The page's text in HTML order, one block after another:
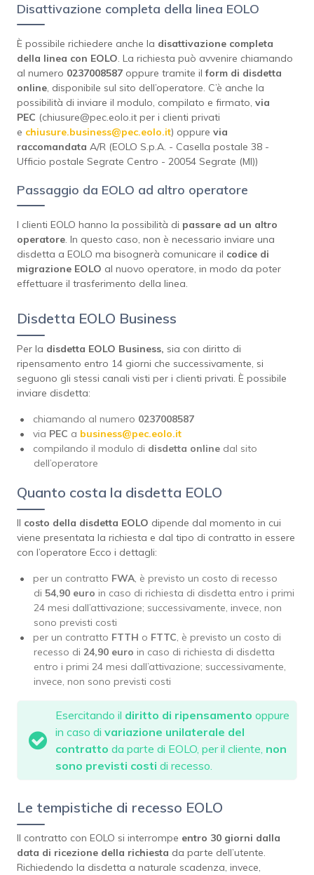
Disattivazione completa della linea EOLO
È possibile richiedere anche la disattivazione completa
della linea con EOLO. La richiesta può avvenire chiamando
al numero 0237008587 oppure tramite ilform di disdetta
online, disponibile sul sito dell’operatore. C’è anche la
possibilità di inviare il modulo, compilato e firmato, via
PEC (chiusure@pec.eolo.it per i clienti privati
e chiusure.business@pec.eolo.it) oppure via
raccomandata A/R (EOLO S.p.A. - Casella postale 38 -
Ufficio postale Segrate Centro - 20054 Segrate (MI))
Passaggio da EOLO ad altro operatore
I clienti EOLO hanno la possibilità di passare ad un altro
operatore. In questo caso, non è necessario inviare una
disdetta a EOLO ma bisognerà comunicare il codice di
migrazione EOLO al nuovo operatore, in modo da poter
effettuare il trasferimento della linea.
Disdetta EOLO Business
Per la disdetta EOLO Business, sia con diritto di
ripensamento entro 14 giorni che successivamente, si
seguono gli stessi canali visti per i clienti privati. È possibile
inviare disdetta:
chiamando al numero 0237008587
via PEC a business@pec.eolo.it
compilando il modulo di disdetta online dal sito
dell’operatore
Quanto costa la disdetta EOLO
Il costo della disdetta EOLO dipende dal momento in cui
viene presentata la richiesta e dal tipo di contratto in essere
con l’operatore Ecco i dettagli:
per un contratto FWA, è previsto un costo di recesso
di 54,90 euro in caso di richiesta di disdetta entro i primi
24 mesi dall’attivazione; successivamente, invece, non
sono previsti costi
per un contratto FTTH o FTTC, è previsto un costo di
recesso di 24,90 euro in caso di richiesta di disdetta
entro i primi 24 mesi dall’attivazione; successivamente,
invece, non sono previsti costi
Esercitando il diritto di ripensamento oppure
in caso di variazione unilaterale del
contratto da parte di EOLO, per il cliente, non
sono previsti costi di recesso.
Le tempistiche di recesso EOLO
Il contratto con EOLO si interrompe entro 30 giorni dalla
data di ricezione della richiesta da parte dell’utente.
Richiedendo la disdetta a naturale scadenza, invece,